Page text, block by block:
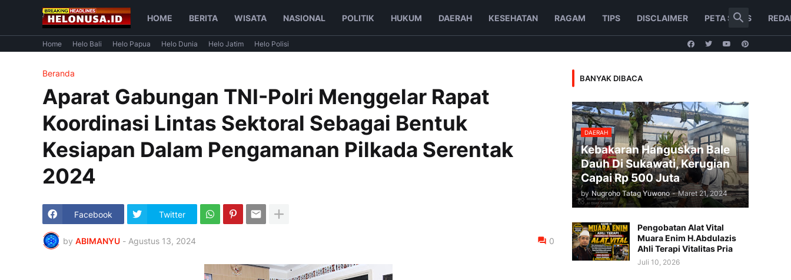
HOME BERITA WISATA NASIONAL POLITIK HUKUM DAERAH KESEHATAN RAGAM TIPS DISCLAIMER PETA SITUS
Home Helo Bali Helo Papua Helo Dunia Helo Jatim Helo Polisi
Beranda
Aparat Gabungan TNI-Polri Menggelar Rapat
Koordinasi Lintas Sektoral Sebagai Bentuk
Kesiapan Dalam Pengamanan Pilkada Serentak
2024
Facebook Twitter
by ABIMANYU - Agustus 13, 2024 0
BANYAK DIBACA
DAERAH
Kebakaran Hanguskan Bale
Dauh Di Sukawati, Kerugian
Capai Rp 500 Juta
by Nugroho Tatag Yuwono - Maret 21, 2024
Pengobatan Alat Vital
Muara Enim H.Abdulazis
Ahli Terapi Vitalitas Pria
Juli 10, 2026